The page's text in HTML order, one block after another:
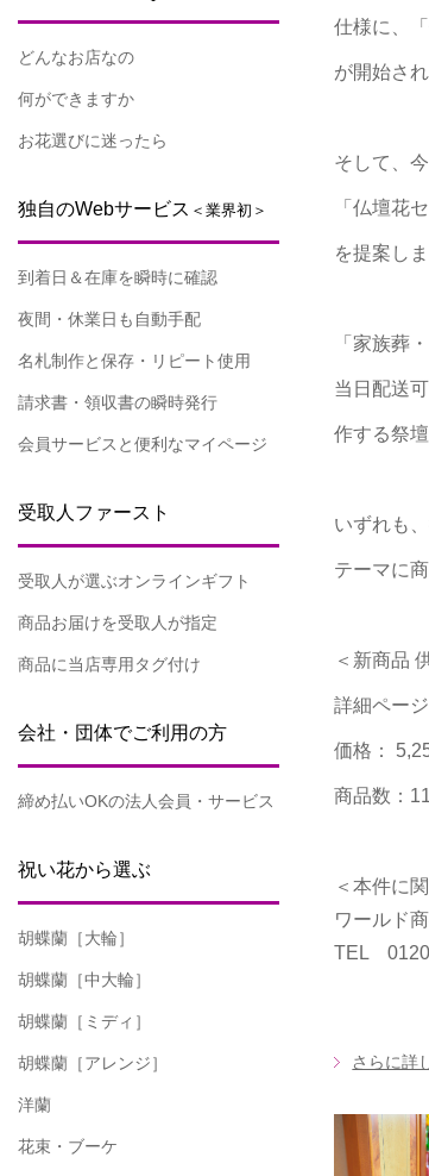
仕様に、
が開始され
そして、
「仏壇花
を提案しま
「家族葬
当日配送
作する祭
いずれも
テーマに
＜新商品
詳細ペー
価格：
商品数：
＜本件に
ワールド
TEL
さらに詳
どんなお店なの
何ができますか
お花選びに迷ったら
独自のWebサービス ＜業界初＞
到着日＆在庫を瞬時に確認
夜間・休業日も自動手配
名札制作と保存・リピート使用
請求書・領収書の瞬時発行
会員サービスと便利なマイページ
受取人ファースト
受取人が選ぶオンラインギフト
商品お届けを受取人が指定
商品に当店専用タグ付け
会社・団体でご利用の方
締め払いOKの法人会員・サービス
祝い花から選ぶ
胡蝶蘭［大輪］
胡蝶蘭［中大輪］
胡蝶蘭［ミディ］
胡蝶蘭［アレンジ］
洋蘭
花束・ブーケ